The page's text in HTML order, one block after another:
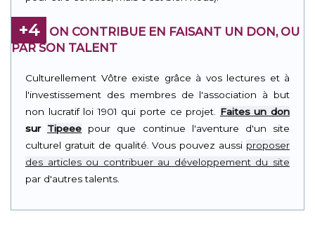
+4
ON CONTRIBUE EN FAISANT UN DON, OU
PAR SON TALENT
Culturellement Vôtre existe grâce à vos lectures et à
l'investissement des membres de l'association à but
non lucratif loi 1901 qui porte ce projet. Faites un don
sur Tipeee pour que continue l'aventure d'un site
culturel gratuit de qualité. Vous pouvez aussi proposer
des articles ou contribuer au développement du site
par d'autres talents.